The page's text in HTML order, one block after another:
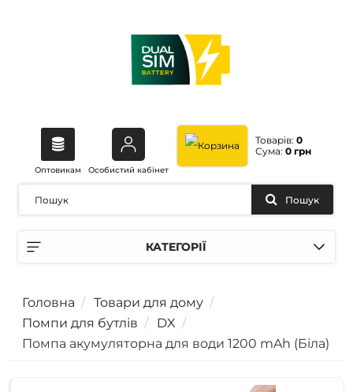
Оптовикам Особистий кабінет
Товарів: 0
Сума: 0 грн
КАТЕГОРІЇ
Пошук
Головна
Товари для дому
Помпи для бутлів
DX
Помпа акумуляторна для води 1200 mAh (Біла)